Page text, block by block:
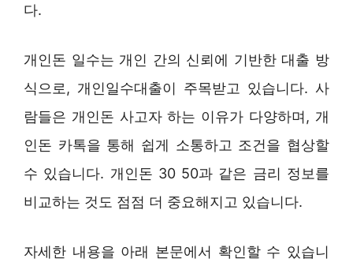
다.
개인돈 일수는 개인 간의 신뢰에 기반한 대출 방
식으로, 개인일수대출이 주목받고 있습니다. 사
람들은 개인돈 사고자 하는 이유가 다양하며, 개
인돈 카톡을 통해 쉽게 소통하고 조건을 협상할
수 있습니다. 개인돈 30 50과 같은 금리 정보를
비교하는 것도 점점 더 중요해지고 있습니다.
자세한 내용을 아래 본문에서 확인할 수 있습니